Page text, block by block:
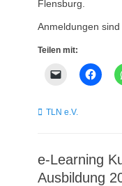
Flensburg.
Anmeldungen sind
Teilen mit:
Kategorien
TLN e.V.
e-Learning
Ausbildung